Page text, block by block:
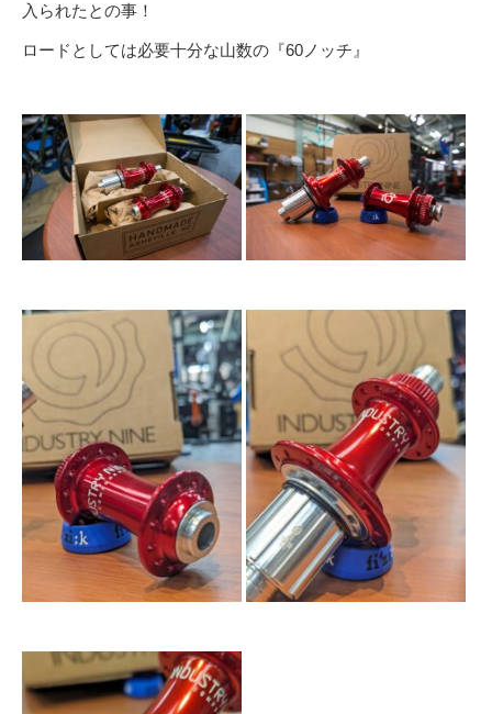
入られたとの事！
ロードとしては必要十分な山数の『60ノッチ』